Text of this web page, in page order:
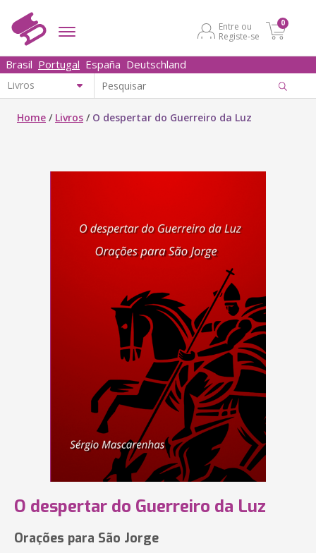
Entre ou
Registe-se
0
Brasil Portugal España Deutschland
Home / Livros / O despertar do Guerreiro da Luz
O despertar do Guerreiro da Luz
Orações para São Jorge